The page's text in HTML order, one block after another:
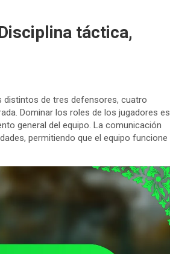
táctica,
de tres defensores, cuatro
Dominar los roles de los jugadores es
general del equipo. La comunicación
permitiendo que el equipo funcione